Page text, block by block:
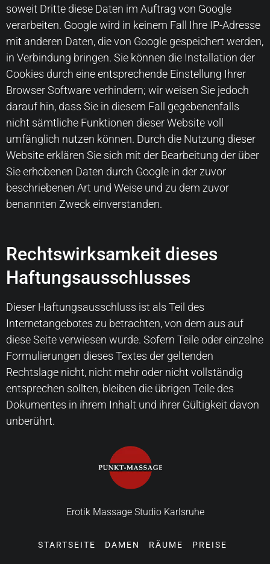
soweit Dritte diese Daten im Auftrag von Google
verarbeiten. Google wird in keinem Fall Ihre IP-Adresse
mit anderen Daten, die von Google gespeichert werden,
in Verbindung bringen. Sie können die Installation der
Cookies durch eine entsprechende Einstellung Ihrer
Browser Software verhindern; wir weisen Sie jedoch
darauf hin, dass Sie in diesem Fall gegebenenfalls
nicht sämtliche Funktionen dieser Website voll
umfänglich nutzen können. Durch die Nutzung dieser
Website erklären Sie sich mit der Bearbeitung der über
Sie erhobenen Daten durch Google in der zuvor
beschriebenen Art und Weise und zu dem zuvor
benannten Zweck einverstanden.
Rechtswirksamkeit dieses
Haftungsausschlusses
Dieser Haftungsausschluss ist als Teil des
Internetangebotes zu betrachten, von dem aus auf
diese Seite verwiesen wurde. Sofern Teile oder einzelne
Formulierungen dieses Textes der geltenden
Rechtslage nicht, nicht mehr oder nicht vollständig
entsprechen sollten, bleiben die übrigen Teile des
Dokumentes in ihrem Inhalt und ihrer Gültigkeit davon
unberührt.
Erotik Massage Studio Karlsruhe
STARTSEITE DAMEN RÄUME PREISE